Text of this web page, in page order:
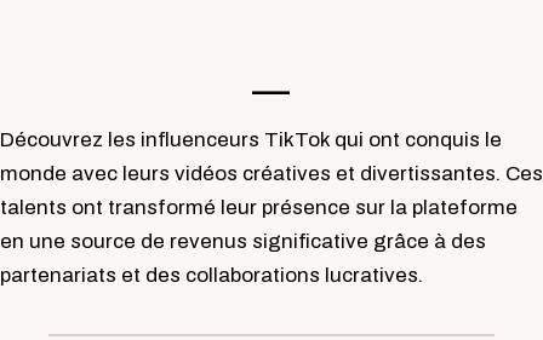
—-
Découvrez les influenceurs TikTok qui ont conquis le
monde avec leurs vidéos créatives et divertissantes. Ces
talents ont transformé leur présence sur la plateforme
en une source de revenus significative grâce à des
partenariats et des collaborations lucratives.